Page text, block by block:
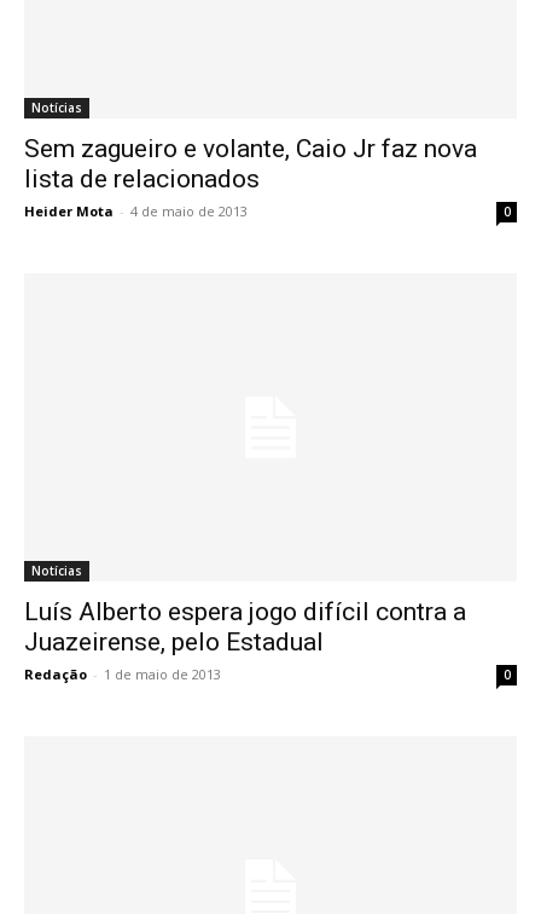
Notícias
Sem zagueiro e volante, Caio Jr faz nova
lista de relacionados
Heider Mota - 4 de maio de 2013 0
Notícias
Luís Alberto espera jogo difícil contra a
Juazeirense, pelo Estadual
Redação - 1 de maio de 2013 0